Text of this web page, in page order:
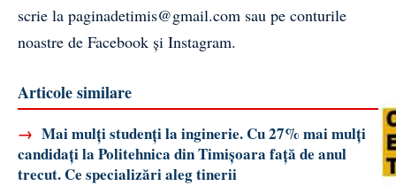
scrie la paginadetimis@gmail.com sau pe conturile
noastre de Facebook și Instagram.
Articole similare
→ Mai mulți studenți la inginerie. Cu 27% mai mulți
candidați la Politehnica din Timișoara față de anul
trecut. Ce specializări aleg tinerii